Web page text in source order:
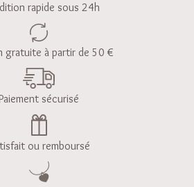
rapide sous 24h
gratuite à partir de 50 €
sécurisé
ou remboursé